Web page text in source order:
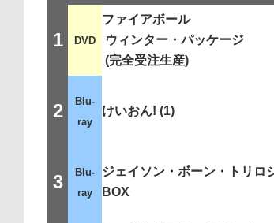
1 DVD
ファイアボール
ウィンター・パッケージ
(完全受注生産)
2
Blu-
ray
けいおん! (1)
3
Blu-
ray
ジェイソン・ボーン・トリロ
BOX